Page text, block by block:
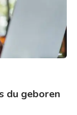
du geboren